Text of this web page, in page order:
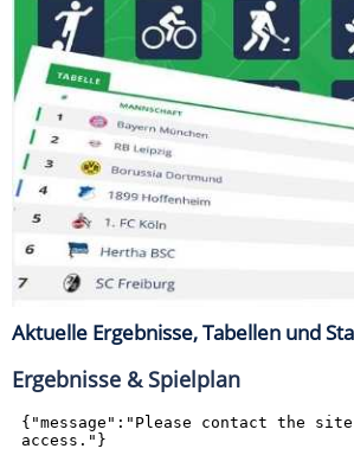
Aktuelle Ergebnisse, Tabellen und
Ergebnisse & Spielplan